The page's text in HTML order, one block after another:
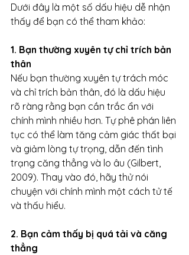
Dưới đây là một số dấu hiệu dễ nhận
thấy để bạn có thể tham khảo:
1. Bạn thường xuyên tự chỉ trích bản
thân
Nếu bạn thường xuyên tự trách móc
và chỉ trích bản thân, đó là dấu hiệu
rõ ràng rằng bạn cần trắc ẩn với
chính mình nhiều hơn. Tự phê phán liên
tục có thể làm tăng cảm giác thất bại
và giảm lòng tự trọng, dẫn đến tình
trạng căng thẳng và lo âu (Gilbert,
2009). Thay vào đó, hãy thử nói
chuyện với chính mình một cách tử tế
và thấu hiểu.
2. Bạn cảm thấy bị quá tải và căng
thẳng